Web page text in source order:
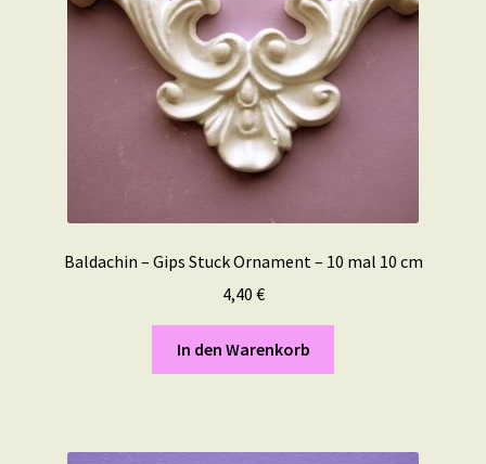
Baldachin – Gips Stuck Ornament – 10 mal 10 cm
4,40 €
In den Warenkorb